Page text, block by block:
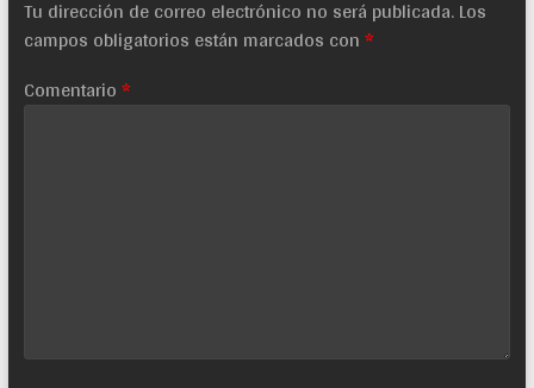
Tu dirección de correo electrónico no será publicada.Los
campos obligatorios están marcados con*
Comentario*